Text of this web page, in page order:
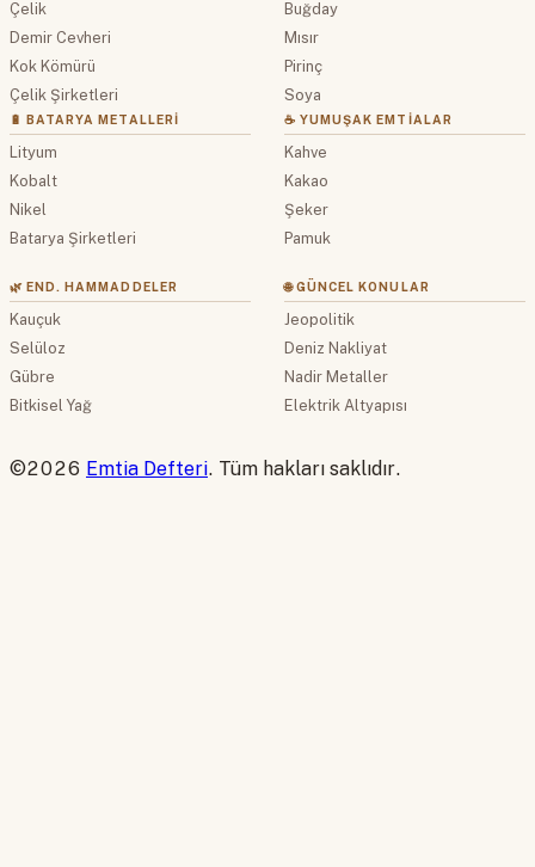
Çelik
Demir Cevheri
Kok Kömürü
Çelik Şirketleri
🔋 BATARYA METALLERI
Lityum
Kobalt
Nikel
Batarya Şirketleri
Buğday
Mısır
Pirinç
Soya
☕ YUMUŞAK EMTIALAR
Kahve
Kakao
Şeker
Pamuk
🌿 END. HAMMADDELER
Kauçuk
Selüloz
Gübre
Bitkisel Yağ
🌐 GÜNCEL KONULAR
Jeopolitik
Deniz Nakliyat
Nadir Metaller
Elektrik Altyapısı
©2026 Emtia Defteri. Tüm hakları saklıdır.